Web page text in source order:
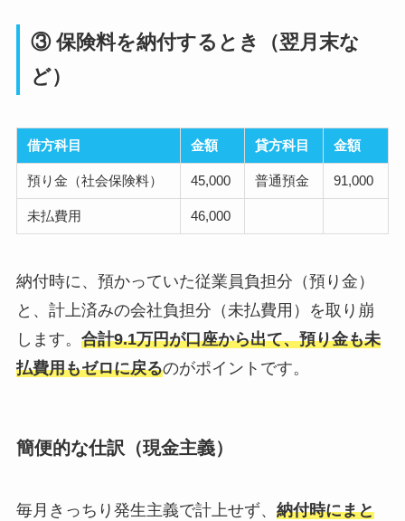
③ 保険料を納付するとき（翌月末な
ど）
借方科目 金額 貸方科目 金額
預り金（社会保険料） 45,000 普通預金 91,000
未払費用 46,000
納付時に、預かっていた従業員負担分（預り金）
と、計上済みの会社負担分（未払費用）を取り崩
します。 合計9.1万円が口座から出て、預り金も未
払費用もゼロに戻るのがポイントです。
簡便的な仕訳（現金主義）
毎月きっちり発生主義で計上せず、 納付時にまと